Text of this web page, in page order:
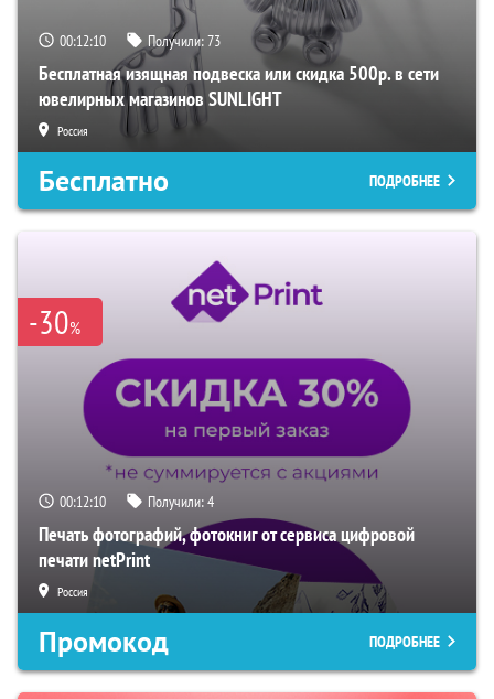
00:12:09 Получили:73
Бесплатная изящная подвеска или скидка 500р. в сети
ювелирных магазинов SUNLIGHT
Россия
Бесплатно ПОДРОБНЕЕ
-30%
00:12:09 Получили:4
Печать фотографий, фотокниг от сервиса цифровой
печати netPrint
Россия
Промокод ПОДРОБНЕЕ